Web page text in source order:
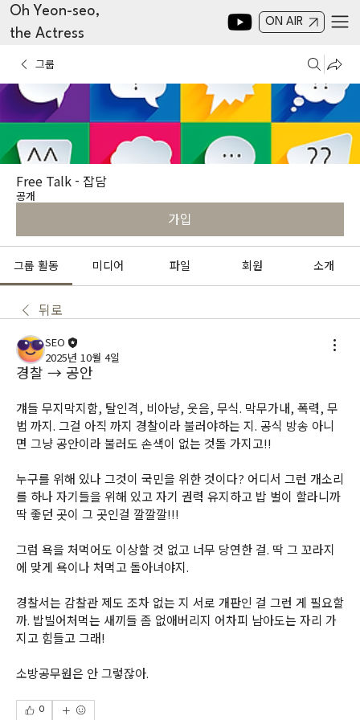
Oh Yeon-seo,
the Actress
ON AIR
그룹
Free Talk - 잡담
공개
가입
그룹 활동 미디어 파일 회원 소개
뒤로
SEO
2025년 10월 4일
경찰 → 공안
걔들 무지막지함, 탈인격, 비아냥, 웃음, 무식. 막무가내, 폭력, 무
법 까지. 그걸 아직 까지 경찰이라 불러야하는 지. 공식 방송 아니
면 그냥 공안이라 불러도 손색이 없는 것돌 가지고!!
누구를 위해 있나 그것이 국민을 위한 것이다? 어디서 그런 개소리
를 하나 자기들을 위해 있고 자기 권력 유지하고 밥 벌이 할라니까
딱 좋던 곳이 그 곳인걸 깔깔깔!!!
그럼 욕을 처먹어도 이상할 것 없고 너무 당연한 걸. 딱 그 꼬라지
에 맞게 욕이나 처먹고 돌아녀야지.
경찰서는 감찰관 제도 조차 없는 지 서로 개판인 걸 그런 게 필요할
까. 밥빌어처먹는 새끼들 좀 없애버리지 어차피 남아도는 자리 가
지고 힘들고 그래!
소방공무원은 안 그렇잖아.
0